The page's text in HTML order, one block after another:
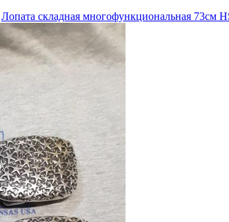
Лопата складная многофункциональная 73см